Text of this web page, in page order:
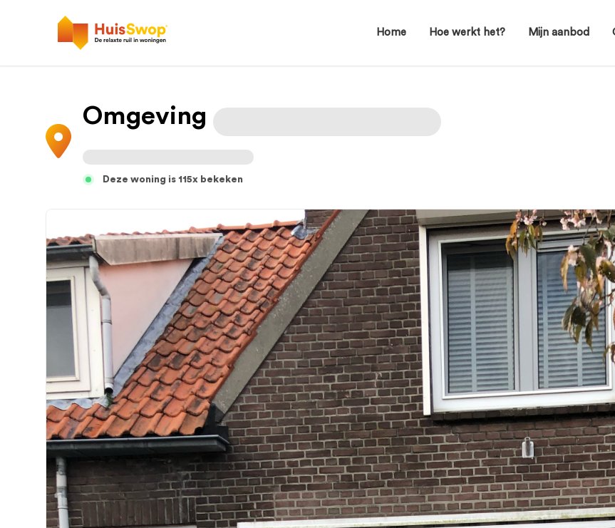
Home Hoe werkt het? Mijn aanbod
Omgeving
Deze woning is 115x bekeken